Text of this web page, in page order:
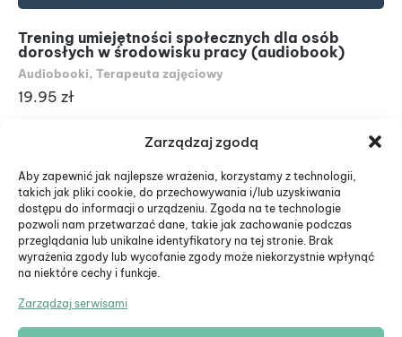
Zarządzaj zgodą
Aby zapewnić jak najlepsze wrażenia, korzystamy z technologii,
takich jak pliki cookie, do przechowywania i/lub uzyskiwania
dostępu do informacji o urządzeniu. Zgoda na te technologie
pozwoli nam przetwarzać dane, takie jak zachowanie podczas
przeglądania lub unikalne identyfikatory na tej stronie. Brak
wyrażenia zgody lub wycofanie zgody może niekorzystnie wpłynąć
na niektóre cechy i funkcje.
Zarządzaj serwisami
Trening umiejętności społecznych dla osób
dorosłych w środowisku pracy (audiobook)
Audiobooki, Terapeuta zajęciowy
19.95 zł